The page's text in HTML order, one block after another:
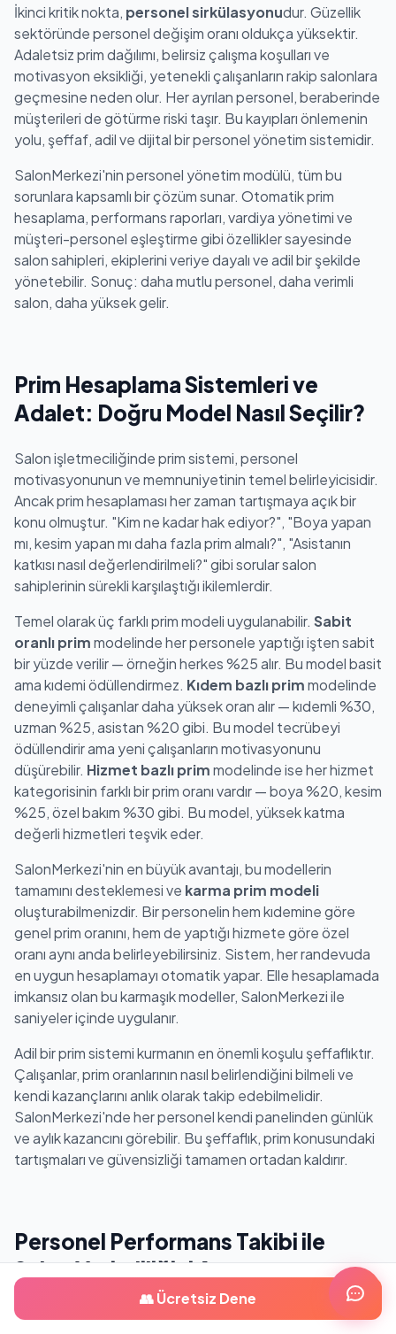
İkinci kritik nokta, personel sirkülasyonudur. Güzellik
sektöründe personel değişim oranı oldukça yüksektir.
Adaletsiz prim dağılımı, belirsiz çalışma koşulları ve
motivasyon eksikliği, yetenekli çalışanların rakip salonlara
geçmesine neden olur. Her ayrılan personel, beraberinde
müşterileri de götürme riski taşır. Bu kayıpları önlemenin
yolu, şeffaf, adil ve dijital bir personel yönetim sistemidir.
SalonMerkezi'nin personel yönetim modülü, tüm bu
sorunlara kapsamlı bir çözüm sunar. Otomatik prim
hesaplama, performans raporları, vardiya yönetimi ve
müşteri-personel eşleştirme gibi özellikler sayesinde
salon sahipleri, ekiplerini veriye dayalı ve adil bir şekilde
yönetebilir. Sonuç: daha mutlu personel, daha verimli
salon, daha yüksek gelir.
Prim Hesaplama Sistemleri ve
Adalet: Doğru Model Nasıl Seçilir?
Salon işletmeciliğinde prim sistemi, personel
motivasyonunun ve memnuniyetinin temel belirleyicisidir.
Ancak prim hesaplaması her zaman tartışmaya açık bir
konu olmuştur. "Kim ne kadar hak ediyor?", "Boya yapan
mı, kesim yapan mı daha fazla prim almalı?", "Asistanın
katkısı nasıl değerlendirilmeli?" gibi sorular salon
sahiplerinin sürekli karşılaştığı ikilemlerdir.
Temel olarak üç farklı prim modeli uygulanabilir. Sabit
oranlı primmodelinde her personele yaptığı işten sabit
bir yüzde verilir — örneğin herkes %25 alır. Bu model basit
ama kıdemi ödüllendirmez. Kıdem bazlı primmodelinde
deneyimli çalışanlar daha yüksek oran alır — kıdemli %30,
uzman %25, asistan %20 gibi. Bu model tecrübeyi
ödüllendirir ama yeni çalışanların motivasyonunu
düşürebilir. Hizmet bazlı primmodelinde ise her hizmet
kategorisinin farklı bir prim oranı vardır — boya %20, kesim
%25, özel bakım %30 gibi. Bu model, yüksek katma
değerli hizmetleri teşvik eder.
SalonMerkezi'nin en büyük avantajı, bu modellerin
tamamını desteklemesi ve karma prim modeli
oluşturabilmenizdir. Bir personelin hem kıdemine göre
genel prim oranını, hem de yaptığı hizmete göre özel
oranı aynı anda belirleyebilirsiniz. Sistem, her randevuda
en uygun hesaplamayı otomatik yapar. Elle hesaplamada
imkansız olan bu karmaşık modeller, SalonMerkezi ile
saniyeler içinde uygulanır.
Adil bir prim sistemi kurmanın en önemli koşulu şeffaflıktır.
Çalışanlar, prim oranlarının nasıl belirlendiğini bilmeli ve
kendi kazançlarını anlık olarak takip edebilmelidir.
SalonMerkezi'nde her personel kendi panelinden günlük
ve aylık kazancını görebilir. Bu şeffaflık, prim konusundaki
tartışmaları ve güvensizliği tamamen ortadan kaldırır.
Personel Performans Takibi ile
Salon Verimliliğini Artırma
👥 Ücretsiz Dene